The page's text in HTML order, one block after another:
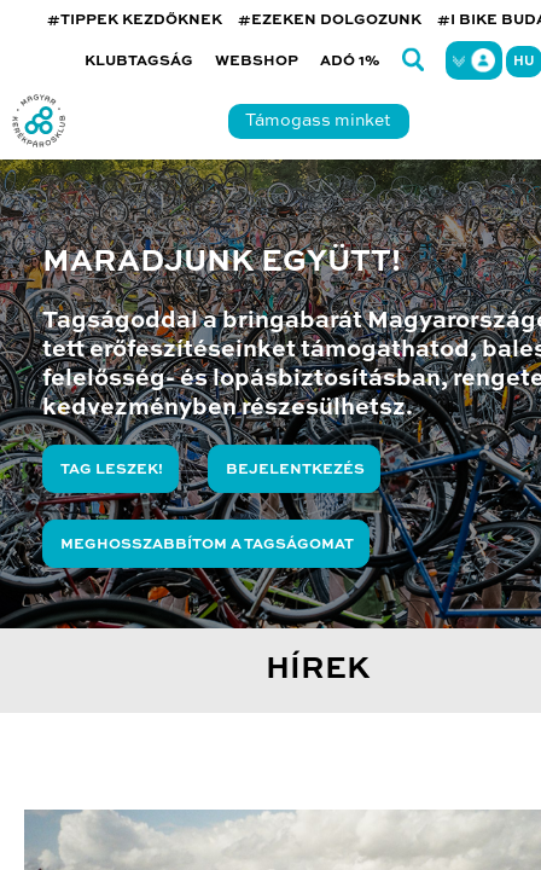
#TIPPEK KEZDŐKNEK #EZEKEN DOLGOZUNK #I BIKE
KLUBTAGSÁG WEBSHOP ADÓ 1% HU
Támogass minket
MARADJUNK EGYÜTT!
Tagságoddal a bringabarát
tett erőfeszítéseinket támogathatod,
felelősség- és lopásbiztosításban,
kedvezményben részesülhetsz.
TAG LESZEK! BEJELENTKEZÉS
MEGHOSSZABBÍTOM A TAGSÁGOMAT
HÍREK